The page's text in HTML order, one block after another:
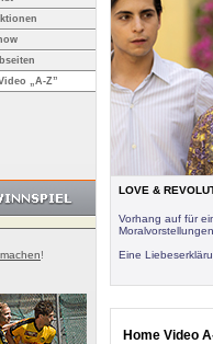
„A-Z”
!
LOVE &
Vorhang auf für
Eine
Home Video